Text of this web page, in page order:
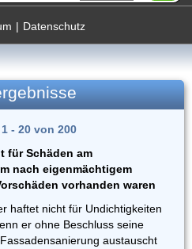
| Datenschutz
- 20 von 200
für Schäden am
nach eigenmächtigem
vorhanden waren
haftet nicht für Undichtigkeiten
er ohne Beschluss seine
austauscht